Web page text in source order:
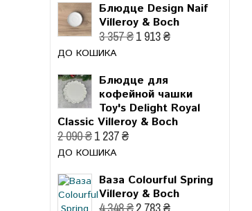
Блюдце Design Naif
Villeroy & Boch
3 357 ₴1 913 ₴
ДО КОШИКА
Блюдце для
кофейной чашки
Toy's Delight Royal
Classic Villeroy & Boch
2 090 ₴1 237 ₴
ДО КОШИКА
Ваза Colourful Spring
Villeroy & Boch